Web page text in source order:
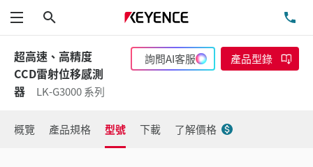
功能表
超高速、高精度
CCD雷射位移感測
器
LK-G3000 系列
詢問AI客服 產品型錄
概覽 產品規格 型號 下載 了解價格